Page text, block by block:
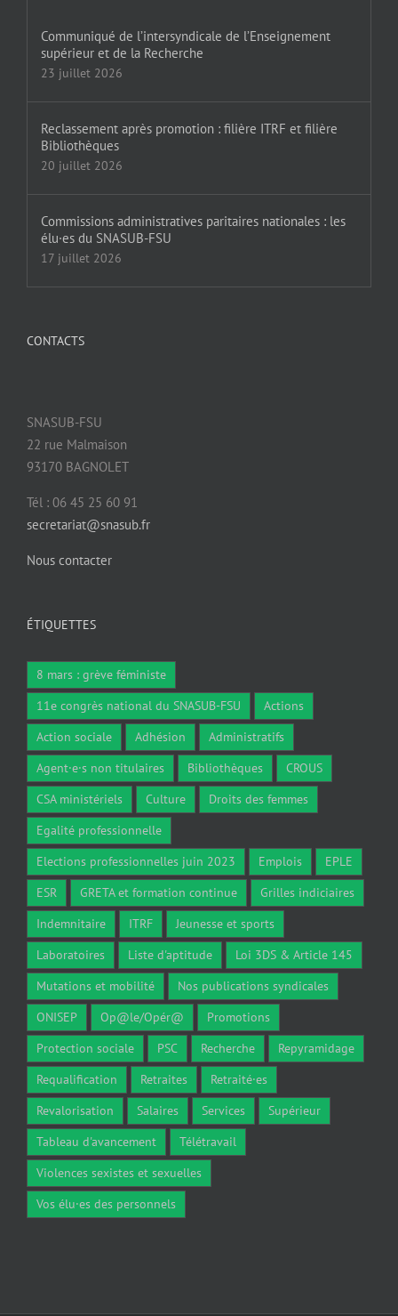
Communiqué de l’intersyndicale de l’Enseignement
supérieur et de la Recherche
23 juillet 2026
Reclassement après promotion : filière ITRF et filière
Bibliothèques
20 juillet 2026
Commissions administratives paritaires nationales : les
élu·es du SNASUB-FSU
17 juillet 2026
CONTACTS
SNASUB-FSU
22 rue Malmaison
93170 BAGNOLET
Tél : 06 45 25 60 91
secretariat@snasub.fr
Nous contacter
ÉTIQUETTES
8 mars : grève féministe
11e congrès national du SNASUB-FSU
Actions
Action sociale
Adhésion
Administratifs
Agent·e·s non titulaires
Bibliothèques
CROUS
CSA ministériels
Culture
Droits des femmes
Egalité professionnelle
Elections professionnelles juin 2023
Emplois
EPLE
ESR
GRETA et formation continue
Grilles indiciaires
Indemnitaire
ITRF
Jeunesse et sports
Laboratoires
Liste d'aptitude
Loi 3DS & Article 145
Mutations et mobilité
Nos publications syndicales
ONISEP
Op@le/Opér@
Promotions
Protection sociale
PSC Recherche
Repyramidage
Requalification
Retraites
Retraité·es
Revalorisation
Salaires Services
Supérieur
Tableau d'avancement
Télétravail
Violences sexistes et sexuelles
Vos élu·es des personnels